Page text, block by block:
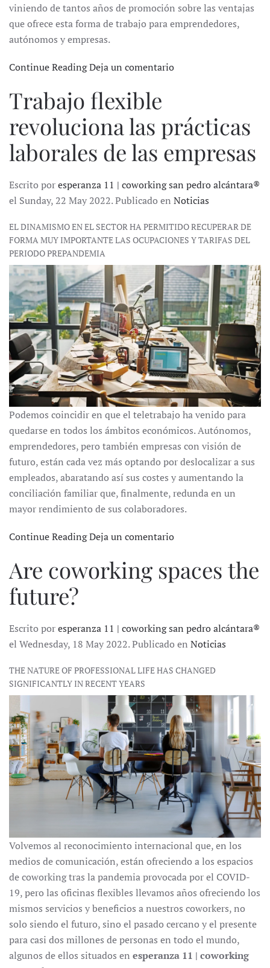
viniendo de tantos años de promoción sobre las ventajas
que ofrece esta forma de trabajo para emprendedores,
autónomos y empresas.
Continue ReadingDeja un comentario
Trabajo flexible
revoluciona las prácticas
laborales de las empresas
Escrito poresperanza 11 | coworking san pedro alcántara®
el Sunday, 22 May 2022. Publicado en Noticias
EL DINAMISMO EN EL SECTOR HA PERMITIDO RECUPERAR DE
FORMA MUY IMPORTANTE LAS OCUPACIONES Y TARIFAS DEL
PERIODO PREPANDEMIA
Podemos coincidir en que el teletrabajo ha venido para
quedarse en todos los ámbitos económicos. Autónomos,
emprendedores, pero también empresas con visión de
futuro, están cada vez más optando por deslocalizar a sus
empleados, abaratando así sus costes y aumentando la
conciliación familiar que, finalmente, redunda en un
mayor rendimiento de sus colaboradores.
Continue ReadingDeja un comentario
Are coworking spaces the
future?
Escrito poresperanza 11 | coworking san pedro alcántara®
el Wednesday, 18 May 2022. Publicado en Noticias
THE NATURE OF PROFESSIONAL LIFE HAS CHANGED
SIGNIFICANTLY IN RECENT YEARS
Volvemos al reconocimiento internacional que, en los
medios de comunicación, están ofreciendo a los espacios
de coworking tras la pandemia provocada por el COVID-
19, pero las oficinas flexibles llevamos años ofreciendo los
mismos servicios y beneficios a nuestros coworkers, no
solo siendo el futuro, sino el pasado cercano y el presente
para casi dos millones de personas en todo el mundo,
algunos de ellos situados en esperanza 11 | coworking